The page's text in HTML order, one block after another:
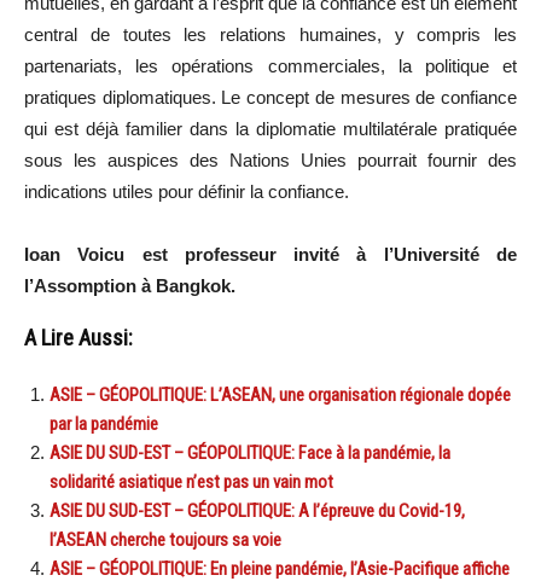
central de toutes les relations humaines, y compris les
partenariats, les opérations commerciales, la politique et
pratiques diplomatiques. Le concept de mesures de confiance
qui est déjà familier dans la diplomatie multilatérale pratiquée
sous les auspices des Nations Unies pourrait fournir des
indications utiles pour définir la confiance.
Ioan Voicu est professeur invité à l’Université de
l’Assomption à Bangkok.
A Lire Aussi:
ASIE – GÉOPOLITIQUE: L’ASEAN, une organisation régionale dopée
par la pandémie
ASIE DU SUD-EST – GÉOPOLITIQUE: Face à la pandémie, la
solidarité asiatique n’est pas un vain mot
ASIE DU SUD-EST – GÉOPOLITIQUE: A l’épreuve du Covid-19,
l’ASEAN cherche toujours sa voie
ASIE – GÉOPOLITIQUE: En pleine pandémie, l’Asie-Pacifique affiche